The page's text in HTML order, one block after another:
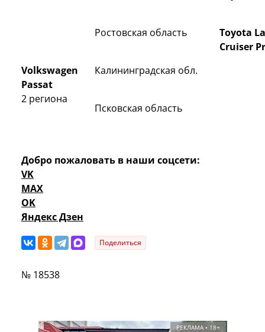
Ростовская область
Volkswagen
Passat
2 региона
Калининградская обл.
Псковская область
Toyota
Cruiser
Добро пожаловать в наши соцсети:
VK
MAX
OK
Яндекс Дзен
Поделиться
№ 18538
РЕКЛАМА • 18+